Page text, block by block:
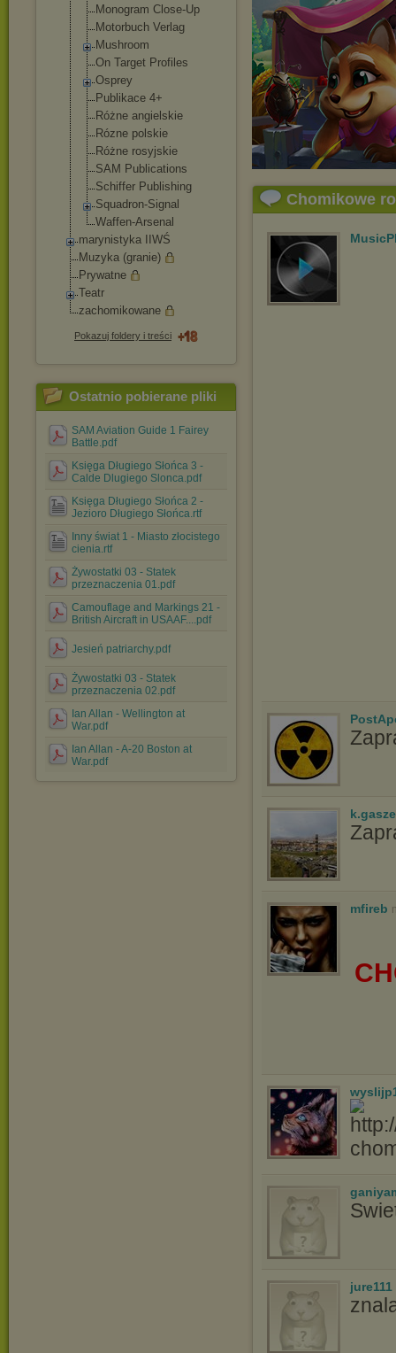
Monogram Close-Up
Motorbuch Verlag
Mushroom
On Target Profiles
Osprey
Publikace 4+
Różne angielskie
Rózne polskie
Różne rosyjskie
SAM Publications
Schiffer Publishing
Squadron-Signa
Waffen-Arsenal
marynistyka IIWŚ
Muzyka (granie)
Prywatne
Teatr
zachomikowane
Pokazuj foldery i treści
Ostatnio pobierane pliki
SAM Aviation Guide 1 Fairey
Battle.pdf
Księga Długiego Słońca 3 -
Calde Dlugiego Slonca.pdf
Księga Długiego Słońca 2 -
Jezioro Długiego Słońca.rtf
Inny świat 1 - Miasto złocistego
cienia.rtf
Żywostatki 03 - Statek
przeznaczenia 01.pdf
Camouflage and Markings 21 -
British Aircraft in USAAF....pdf
Jesień patriarchy.pdf
Żywostatki 03 - Statek
przeznaczenia 02.pdf
Ian Allan - Wellington at
War.pdf
Ian Allan - A-20 Boston at
War.pdf
Chomikowe
mfireb
jure111